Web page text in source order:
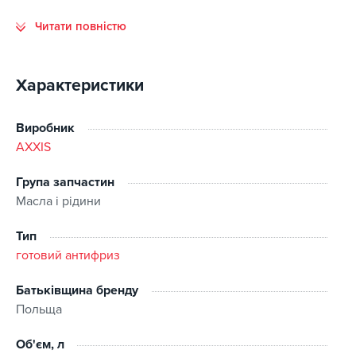
містять нітрити, аміни, фосфати.
забезпечує прекрасний захист Системи охолодження від
утворення відкладень.
Зберігає робочі якості при температурі навколишнього
Читати повністю
Характеристики
Виробник
AXXIS
Група запчастин
Масла і рідини
Тип
готовий антифриз
Батьківщина бренду
Польща
Об'єм, л